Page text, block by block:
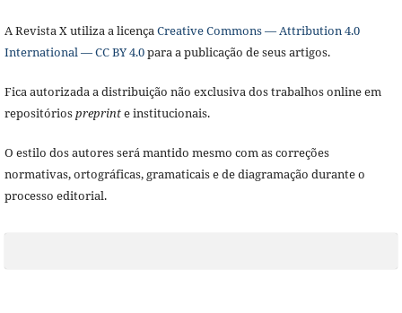
A Revista X utiliza a licençaCreative Commons — Attribution 4.0
International — CC BY 4.0para a publicação de seus artigos.
Fica autorizada a distribuição não exclusiva dos trabalhos online em
repositóriospreprinte institucionais.
O estilo dos autores será mantido mesmo com as correções
normativas, ortográficas, gramaticais e de diagramação durante o
processo editorial.